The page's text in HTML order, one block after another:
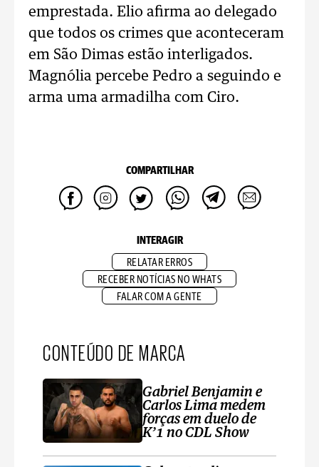
emprestada. Elio afirma ao delegado
que todos os crimes que aconteceram
em São Dimas estão interligados.
Magnólia percebe Pedro a seguindo e
arma uma armadilha com Ciro.
COMPARTILHAR
INTERAGIR
RELATAR ERROS
RECEBER NOTÍCIAS NO WHATS
FALAR COM A GENTE
CONTEÚDO DE MARCA
Gabriel Benjamin e
Carlos Lima medem
forças em duelo de
K’1 no CDL Show